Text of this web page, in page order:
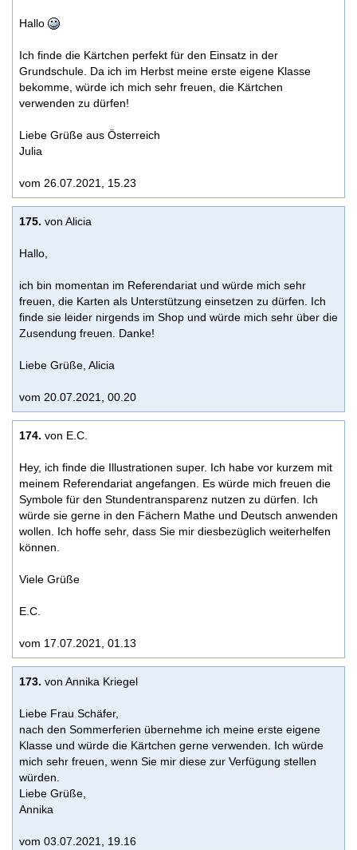
Hallo
Ich finde die Kärtchen perfekt für den Einsatz in der
Grundschule. Da ich im Herbst meine erste eigene Klasse
bekomme, würde ich mich sehr freuen, die Kärtchen
verwenden zu dürfen!
Liebe Grüße aus Österreich
Julia
vom 26.07.2021, 15.23
175. von Alicia
Hallo,
ich bin momentan im Referendariat und würde mich sehr
freuen, die Karten als Unterstützung einsetzen zu dürfen. Ich
finde sie leider nirgends im Shop und würde mich sehr über die
Zusendung freuen. Danke!
Liebe Grüße, Alicia
vom 20.07.2021, 00.20
174. von E.C.
Hey, ich finde die Illustrationen super. Ich habe vor kurzem mit
meinem Referendariat angefangen. Es würde mich freuen die
Symbole für den Stundentransparenz nutzen zu dürfen. Ich
würde sie gerne in den Fächern Mathe und Deutsch anwenden
wollen. Ich hoffe sehr, dass Sie mir diesbezüglich weiterhelfen
können.
Viele Grüße
E.C.
vom 17.07.2021, 01.13
173. von Annika Kriegel
Liebe Frau Schäfer,
nach den Sommerferien übernehme ich meine erste eigene
Klasse und würde die Kärtchen gerne verwenden. Ich würde
mich sehr freuen, wenn Sie mir diese zur Verfügung stellen
würden.
Liebe Grüße,
Annika
vom 03.07.2021, 19.16